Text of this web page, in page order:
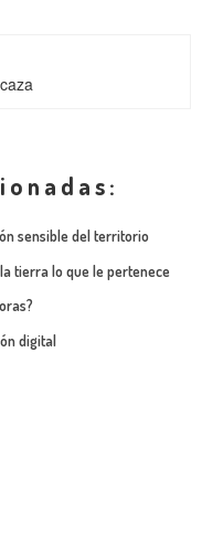
sensible del territorio
tierra lo que le pertenece
digital